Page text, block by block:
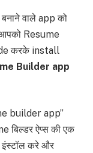
वाले app को
आपको Resume
करके install
Builder app
builder app”
बिल्डर ऐप्स की एक
इंस्टॉल करे और